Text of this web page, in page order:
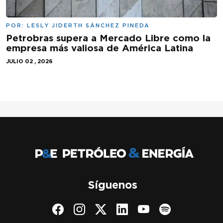
POR: LESLY JIDERTH SÁNCHEZ PINEDA
Petrobras supera a Mercado Libre como la
empresa más valiosa de América Latina
JULIO 02 , 2026
Síguenos